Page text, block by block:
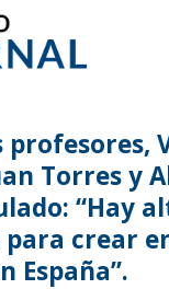
profesores,
Torres y
“Hay
para crear
España”.